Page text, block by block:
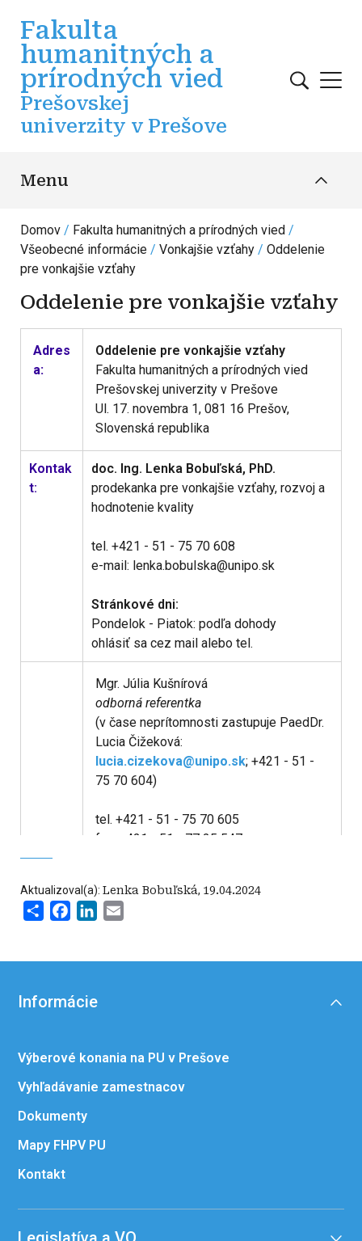
Fakulta
humanitných a
prírodných vied
Prešovskej
univerzity v Prešove
Menu
Domov
Fakulta humanitných a prírodných vied
Všeobecné informácie
Vonkajšie vzťahy
Oddelenie
pre vonkajšie vzťahy
Oddelenie pre vonkajšie vzťahy
Adres
a:
Oddelenie pre vonkajšie vzťahy
Fakulta humanitných a prírodných vied
Prešovskej univerzity v Prešove
Ul. 17. novembra 1, 081 16 Prešov,
Slovenská republika
Kontak
t:
doc. Ing. Lenka Bobuľská, PhD.
prodekanka pre vonkajšie vzťahy, rozvoj a
hodnotenie kvality
tel. +421 - 51 - 75 70 608
e-mail: lenka.bobulska@unipo.sk
Stránkové dni:
Pondelok - Piatok: podľa dohody
ohlásiť sa cez mail alebo tel.
Mgr. Júlia Kušnírová
odborná referentka
(v čase neprítomnosti zastupuje PaedDr.
Lucia Čižeková:
lucia.cizekova@unipo.sk; +421 - 51 -
75 70 604)
tel. +421 - 51 - 75 70 605
fax: +421 - 51 - 77 25 547
Stránkové dni:
Utorok: 9.00-11.00 13.00-15.00
Aktualizoval(a): Lenka Bobuľská, 19.04.2024
Share FacebookLinkedIn
Informácie
Výberové konania na PU v Prešove
Vyhľadávanie zamestnacov
Dokumenty
Mapy FHPV PU
Kontakt